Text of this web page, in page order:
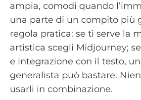
ampia, comodi quando
una parte di un compito più
regola pratica: se ti serve la
artistica scegli Midjourney;
e integrazione con il testo,
generalista può bastare.
usarli in combinazione.